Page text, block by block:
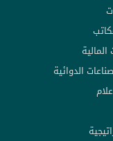
الدوائية